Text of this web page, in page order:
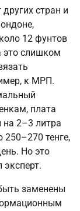
стран и
12 фунтов
это слишком
к МРП.
плата
2–3 литра
250–270 тенге,
Но это
заменены